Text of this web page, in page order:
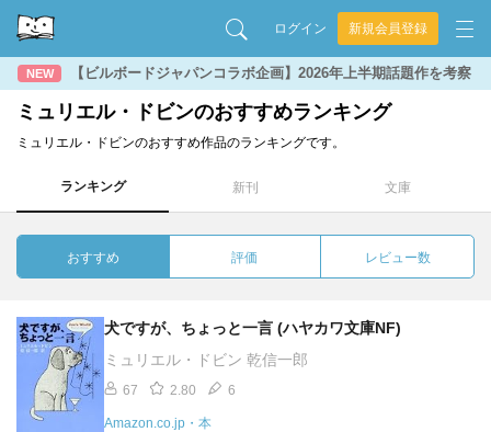
ログイン 新規会員登録
NEW 【ビルボードジャパンコラボ企画】2026年上半期話題作を考察
ミュリエル・ドビンのおすすめランキング
ミュリエル・ドビンのおすすめ作品のランキングです。
ランキング 新刊 文庫
おすすめ 評価 レビュー数
犬ですが、ちょっと一言 (ハヤカワ文庫NF)
ミュリエル・ドビン 乾信一郎
67 2.80 6
Amazon.co.jp・本